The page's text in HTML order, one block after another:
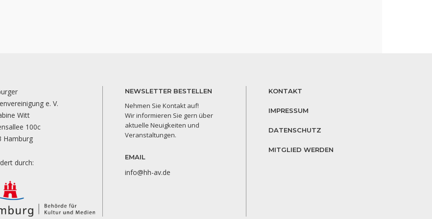
e. V.
Witt
100c
Hamburg
durch:
NEWSLETTER BESTELLEN
Nehmen Sie Kontakt auf!
Wir informieren Sie gern über
aktuelle Neuigkeiten und
Veranstaltungen.
EMAIL
info@hh-av.de
KONTAKT
IMPRESSUM
DATENSCHUTZ
MITGLIED WERDEN